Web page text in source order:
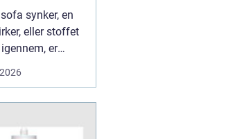
synker, en
eller stoffet
er
fristede til bare at
Men ofte kan
mere